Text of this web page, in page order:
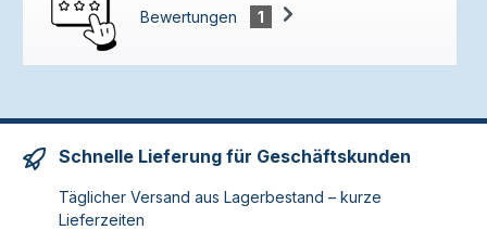
Bewertungen 1
Schnelle Lieferung für Geschäftskunden
Täglicher Versand aus Lagerbestand – kurze
Lieferzeiten